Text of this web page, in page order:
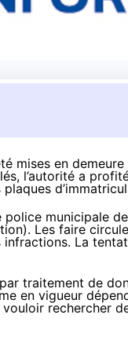
mises en
l’autorité a
police municipale
Les faire
infractions. La
traitement de
en vigueur
rechercher